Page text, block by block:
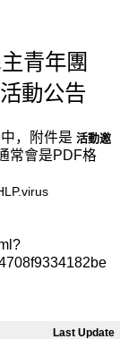
青年團
動公告
，附件是 活動邀
常會是PDF格
Last Update